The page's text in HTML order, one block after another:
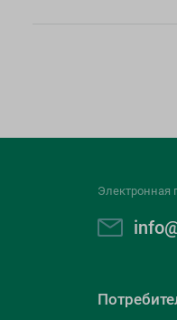
Электронная